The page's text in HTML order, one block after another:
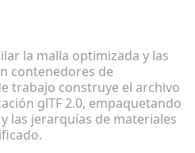
la malla optimizada y las
contenedores de
trabajo construye el archivo
glTF 2.0, empaquetando
las jerarquías de materiales